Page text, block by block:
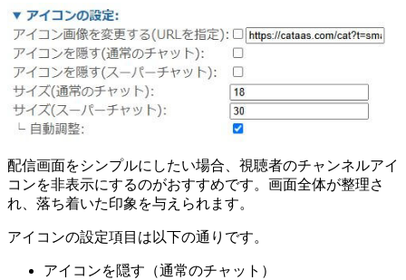
配信画面をシンプルにしたい場合、視聴者のチャンネルアイ
コンを非表示にするのがおすすめです。画面全体が整理さ
れ、落ち着いた印象を与えられます。
アイコンの設定項目は以下の通りです。
アイコンを隠す（通常のチャット）